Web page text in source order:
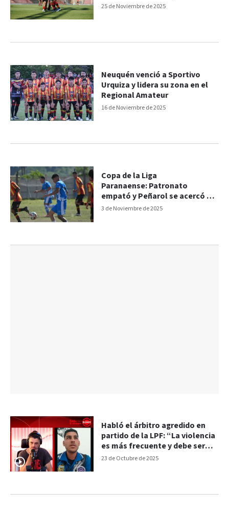
25 de Noviembre de 2025
16 de Noviembre de 2025
Neuquén venció a Sportivo
Urquiza y lidera su zona en el
Regional Amateur
3 de Noviembre de 2025
Copa de la Liga
Paranaense: Patronato
empató y Peñarol se acercó en
la cima
23 de Octubre de 2025
Habló el árbitro agredido en
partido de la LPF: “La violencia
es más frecuente y debe ser
erradicada”